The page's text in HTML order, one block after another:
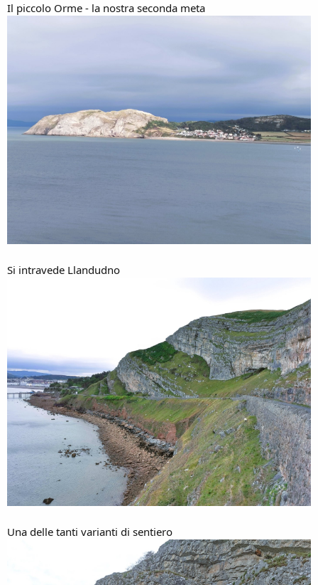
Il piccolo Orme - la nostra seconda meta
Si intravede Llandudno
Una delle tanti varianti di sentiero